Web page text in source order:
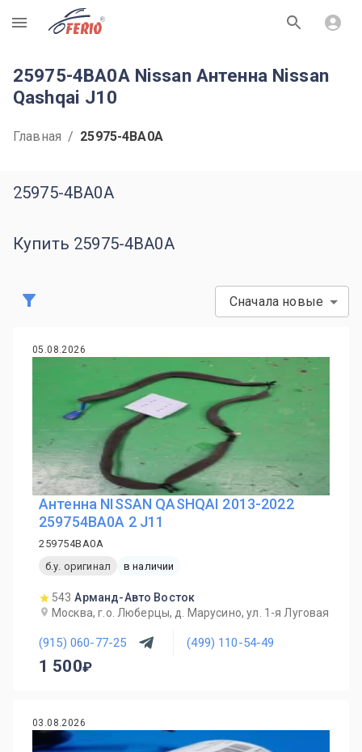
R
25975-4BA0A Nissan Антенна Nissan
Qashqai J10
Главная / 25975-4BA0A
25975-4BA0A
Купить 25975-4BA0A
Сначала новые
05.08.2026
Антенна NISSAN QASHQAI 2013-2022
259754BA0A 2 J11
259754BA0A
б.у. оригинал
в наличии
543 Арманд-Авто Восток
Москва, г.о. Люберцы, д. Марусино, ул. 1-я Луговая
(915) 060-77-25 (499) 110-54-49
1 500
03.08.2026